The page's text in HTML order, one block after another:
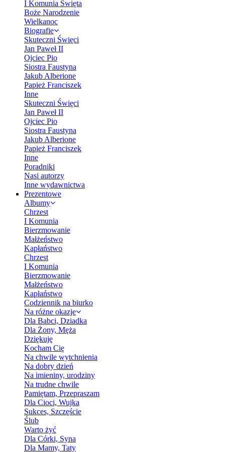
I Komunia Święta
Boże Narodzenie
Wielkanoc
Biografie
Skuteczni Święci
Jan Paweł II
Ojciec Pio
Siostra Faustyna
Jakub Alberione
Papież Franciszek
Inne
Skuteczni Święci
Jan Paweł II
Ojciec Pio
Siostra Faustyna
Jakub Alberione
Papież Franciszek
Inne
Poradniki
Nasi autorzy
Inne wydawnictwa
Prezentowe
Albumy
Chrzest
I Komunia
Bierzmowanie
Małżeństwo
Kapłaństwo
Chrzest
I Komunia
Bierzmowanie
Małżeństwo
Kapłaństwo
Codziennik na biurko
Na różne okazje
Dla Babci, Dziadka
Dla Żony, Męża
Dziękuję
Kocham Cię
Na chwile wytchnienia
Na dobry dzień
Na imieniny, urodziny
Na trudne chwile
Pamiętam, Przepraszam
Dla Cioci, Wujka
Sukces, Szczęście
Ślub
Warto żyć
Dla Córki, Syna
Dla Mamy, Taty